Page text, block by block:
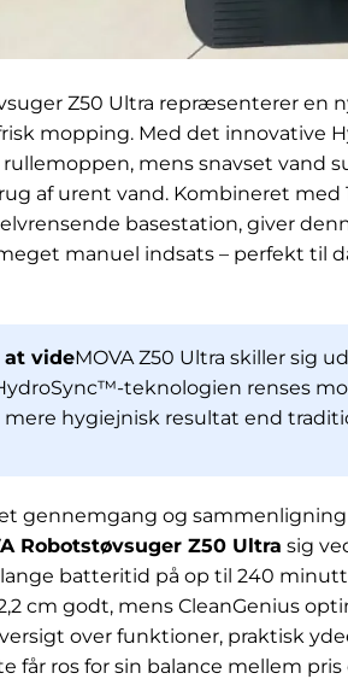
Z50 Ultra repræsenterer en
mopping. Med det innovative
mens snavset vand
af urent vand. Kombineret med
basestation, giver
manuel indsats – perfekt til
videMOVA Z50 Ultra skiller sig
teknologien renses
hygiejnisk resultat end
gennemgang og
Robotstøvsuger Z50 Ultra sig
batteritid på op til 240
cm godt, mens CleanGenius
over funktioner, praktisk
får ros for sin balance mellem